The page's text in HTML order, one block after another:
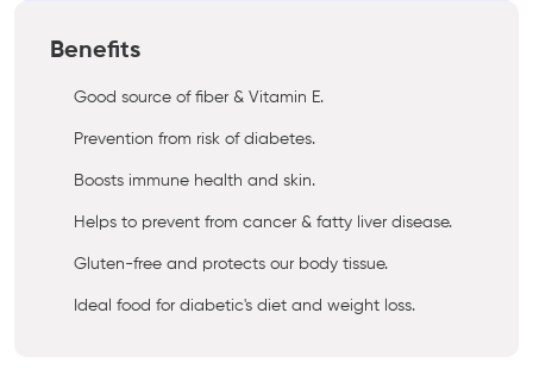
Benefits
Good source of fiber & Vitamin E.
Prevention from risk of diabetes.
Boosts immune health and skin.
Helps to prevent from cancer & fatty liver disease.
Gluten-free and protects our body tissue.
Ideal food for diabetic's diet and weight loss.